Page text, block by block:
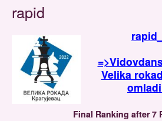
rapid
Velika
Final Ranking after 7